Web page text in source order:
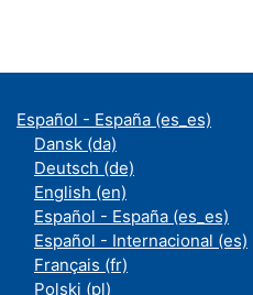
Español - España ‎(es_es)‎
Dansk ‎(da)‎
Deutsch ‎(de)‎
English ‎(en)‎
Español - España ‎(es_es)‎
Español - Internacional ‎(es)‎
Français ‎(fr)‎
Polski ‎(pl)‎